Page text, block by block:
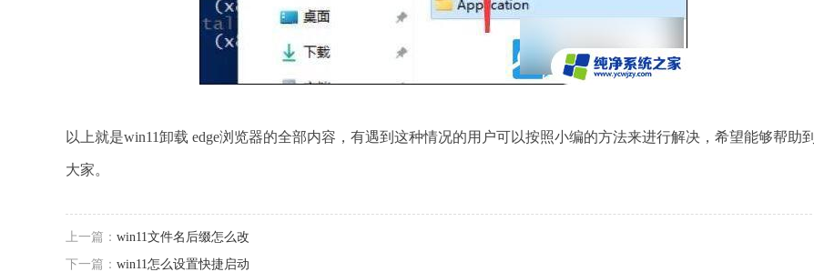
以上就是win11卸载 edge浏览器的全部内容，有遇到这种情况的用户可以按照小编的方法来进行解决，希望能够帮助到
大家。
上一篇： win11文件名后缀怎么改
下一篇： win11怎么设置快捷启动